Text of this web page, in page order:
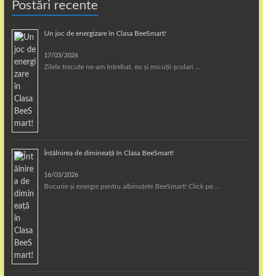
Postări recente
Un joc de energizare în Clasa BeeSmart!
17/03/2026
Zilele trecute ne-am întrebat, eu și micuții școlari …
Întâlnirea de dimineață în Clasa BeeSmart!
16/03/2026
Bucurie și energie pentru albinuțele BeeSmart! Click pe …